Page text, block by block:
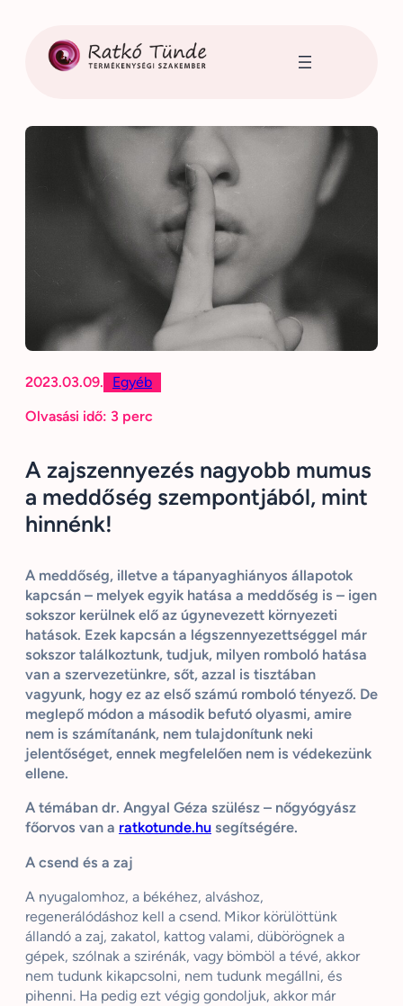
tartalomhoz
2023.03.09.
Egyéb
Olvasási idő: 3 perc
A zajszennyezés nagyobb mumus
a meddőség szempontjából, mint
hinnénk!
A meddőség, illetve a tápanyaghiányos állapotok
kapcsán – melyek egyik hatása a meddőség is – igen
sokszor kerülnek elő az úgynevezett környezeti
hatások. Ezek kapcsán a légszennyezettséggel már
sokszor találkoztunk, tudjuk, milyen romboló hatása
van a szervezetünkre, sőt, azzal is tisztában
vagyunk, hogy ez az első számú romboló tényező. De
meglepő módon a második befutó olyasmi, amire
nem is számítanánk, nem tulajdonítunk neki
jelentőséget, ennek megfelelően nem is védekezünk
ellene.
A témában dr. Angyal Géza szülész – nőgyógyász
főorvos van a ratkotunde.hu segítségére.
A csend és a zaj
A nyugalomhoz, a békéhez, alváshoz,
regenerálódáshoz kell a csend. Mikor körülöttünk
állandó a zaj, zakatol, kattog valami, dübörögnek a
gépek, szólnak a szirénák, vagy bömböl a tévé, akkor
nem tudunk kikapcsolni, nem tudunk megállni, és
pihenni. Ha pedig ezt végig gondoljuk, akkor már